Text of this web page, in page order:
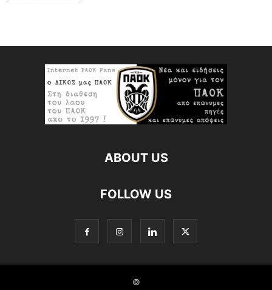
ABOUT US
FOLLOW US
©